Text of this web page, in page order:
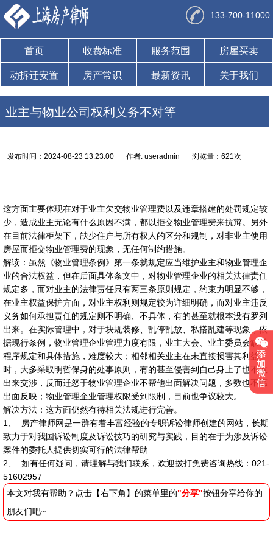
133-700-11000
首页 收费标准 服务范围 房屋买卖
动拆迁安置 房产常识 最新资讯 关于我们
业主与物业公司权利义务不对等
发布时间：2024-08-23 13:23:00 作者: useradmin 浏览量：621次
这方面主要体现在对于业主欠交物业管理费以及违章搭建的处罚规定较
少，造成业主无论有什么原因不满，都以拒交物业管理费来抗辩。另外
在目前法律柜架下，缺少住户与所有权人的区分和规制，对非业主使用
房屋而拒交物业管理费的现象，无任何制约措施。
解读：虽然《物业管理条例》第一条就规定应当维护业主和物业管理企
业的合法权益，但在后面具体条文中，对物业管理企业的相关法律责任
规定多，而对业主的法律责任只有两三条原则规定，约束力明显不够，
在业主权益保护方面，对业主权利则规定较为详细明确，而对业主违反
义务如何承担责任的规定则不明确、不具体，有的甚至就根本没有罗列
出来。在实际管理中，对于块规装修、乱停乱放、私搭乱建等现象，依
据现行条例，物业管理企业管理力度有限，业主大会、业主委员会缺乏
程序规定和具体措施，难度较大；相邻相关业主在未直接损害其利益
时，大多采取明哲保身的处事原则，有的甚至侵害到自己身上了也不敢
出来交涉，反而迁怒于物业管理企业不帮他出面解决问题，多数也不愿
出面反映；物业管理企业管理权限受到限制，目前也争议较大。
解决方法：这方面仍然有待相关法规进行完善。
1、 房产律师网是一群有着丰富经验的专职诉讼律师创建的网站，长期
致力于对我国诉讼制度及诉讼技巧的研究与实践，目的在于为涉及诉讼
案件的委托人提供切实可行的法律帮助
2、 如有任何疑问，请理解与我们联系，欢迎拨打免费咨询热线：021-
51602957
本文对我有帮助？点击【右下角】的菜单里的"分享"按钮分享给你的
朋友们吧~